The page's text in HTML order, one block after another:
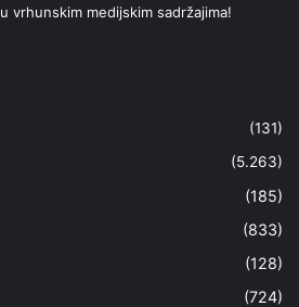
vrhunskim medijskim sadržajima!
(131)
(5.263)
(185)
(833)
(128)
(724)